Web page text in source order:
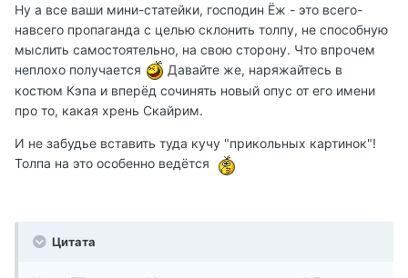
Ну а все ваши мини-статейки, господин Ёж - это всего-
навсего пропаганда с целью склонить толпу, не способную
мыслить самостоятельно, на свою сторону. Что впрочем
неплохо получается
Давайте же, наряжайтесь в
костюм Кэпа и вперёд сочинять новый опус от его имени
про то, какая хрень Скайрим.
И не забудье вставить туда кучу "прикольных картинок"!
Толпа на это особенно ведётся
Цитата